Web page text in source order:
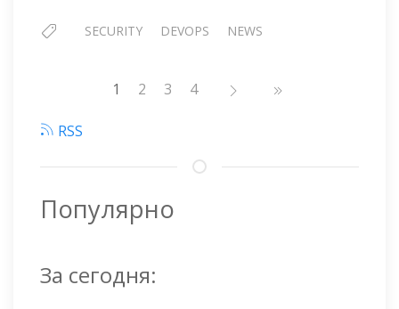
SECURITY DEVOPS NEWS
Нумерация
1 Страница
2 Страница
3 Страница
4
RSS
Популярно
За сегодня: